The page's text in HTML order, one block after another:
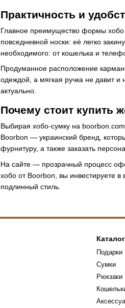
Практичность и
Главное преимущество формы
повседневной носки: её легко
необходимого: от кошелька и
Продуманное расположение
одеждой, а мягкая ручка не давит и
актуально.
Почему стоит купить
Выбирая хобо-сумку на
Boorbon — украинский бренд,
фурнитуру, а также заказать
На сайте — прозрачный процесс
хобо от Boorbon, вы инвестируете
подлинный стиль.
Каталог
Подарки
Сумки
Рюкзаки